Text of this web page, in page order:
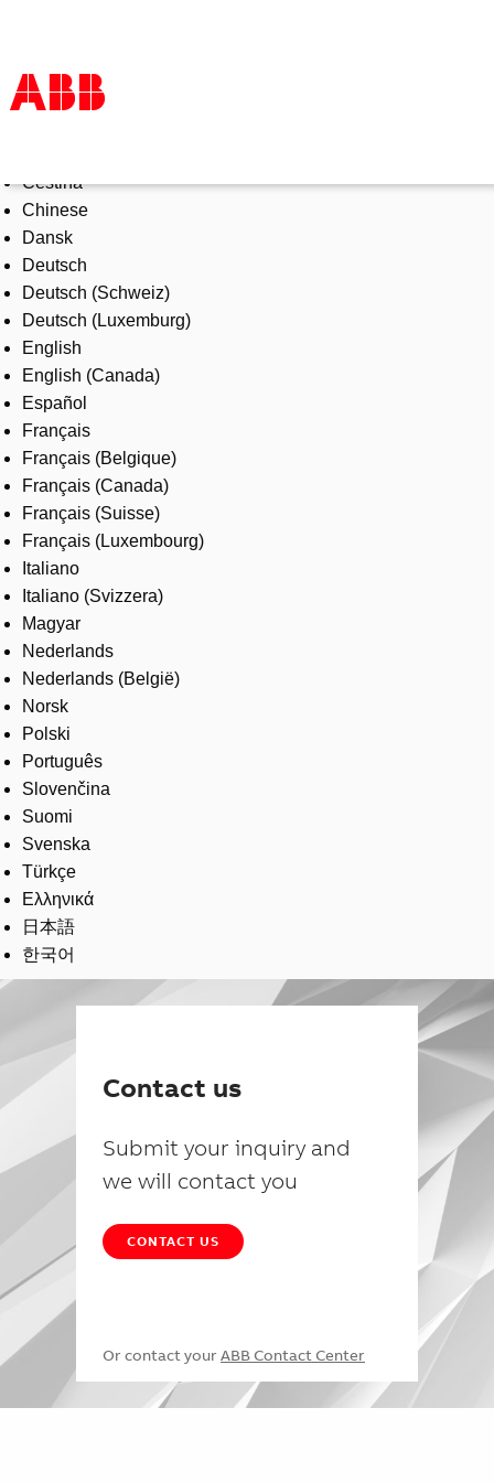
Products & Solutions
Industries
Services
About us
Where to buy
Contact us
Careers
Čeština
Chinese
Dansk
Deutsch
Deutsch (Schweiz)
Deutsch (Luxemburg)
English
English (Canada)
Español
Français
Français (Belgique)
Français (Canada)
Français (Suisse)
Français (Luxembourg)
Italiano
Italiano (Svizzera)
Magyar
Nederlands
Nederlands (België)
Norsk
Polski
Português
Slovenčina
Suomi
Svenska
Türkçe
Ελληνικά
日本語
한국어
Contact us
Submit your inquiry and
we will contact you
CONTACT US
Or contact your ABB Contact Center